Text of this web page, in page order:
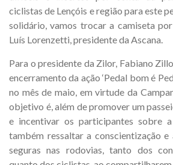
ciclistas de Lençóis e região para este
solidário, vamos trocar a camiseta por
Luís Lorenzetti, presidente da Ascana.
Para o presidente da Zilor, Fabiano
encerramento da ação ‘Pedal bom é
no mês de maio, em virtude da
objetivo é, além de promover um
e incentivar os participantes sobre
também ressaltar a conscientização
seguras nas rodovias, tanto dos